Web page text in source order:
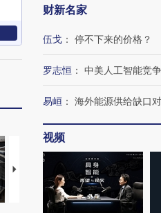
视线｜HYROX的吸金
术：是什么让中产们甘
心“花钱找虐”？
粒摇头丸
毒品
财新名家
伍戈 ： 停不下来的价格？
罗志恒 ： 中美人工智能竞
易峘 ： 海外能源供给缺口
视频